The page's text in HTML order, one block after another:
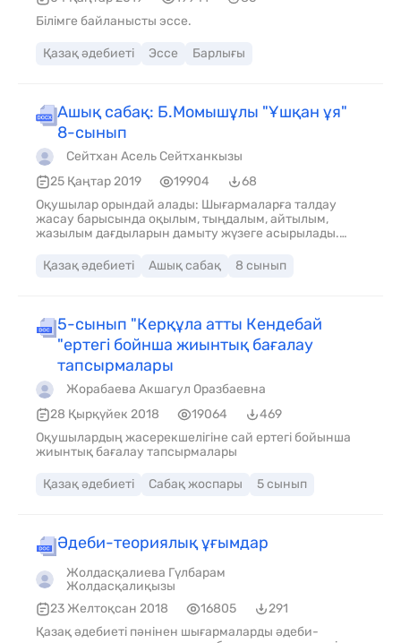
Білімге байланысты эссе.
Қазақ әдебиеті Эссе Барлығы
Ашық сабақ: Б.Момышұлы "Ұшқан ұя"
8-сынып
Сейтхан Асель Сейтханкызы
25 Қаңтар 2019
19904
68
Оқушылар орындай алады: Шығармаларға талдау
жасау барысында оқылым, тыңдалым, айтылым,
жазылым дағдыларын дамыту жүзеге асырылады.
құшағы, өле-өлгенше өз бетімен оқып тоқыған адам,
зергерлікті жақсы көрген, ауылдағы келін-кепшікті бір
сұрақтар: Білімленд Тест сұрақтарына жауап береді 1.
Бауыржан Момышұлы кім?
Қазақ әдебиеті Ашық сабақ 8 сынып
5-сынып "Керқұла атты Кендебай
"ертегі бойнша жиынтық бағалау
тапсырмалары
Жорабаева Акшагул Оразбаевна
28 Қырқүйек 2018
19064
469
Оқушылардың жасерекшелігіне сай ертегі бойынша
жиынтық бағалау тапсырмалары
Қазақ әдебиеті Сабақ жоспары 5 сынып
Әдеби-теориялық ұғымдар
Жолдасқалиева Гүлбарам
Жолдасқалиқызы
23 Желтоқсан 2018
16805
291
Қазақ әдебиеті пәнінен шығармаларды әдеби-